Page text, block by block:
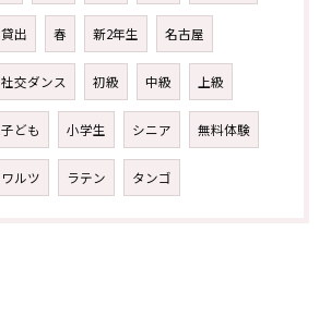
貸出 春 新2年生 名古屋
社交ダンス 初級 中級 上級
子ども 小学生 シニア 無料体験
ワルツ ラテン タンゴ